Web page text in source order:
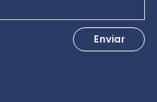
Enviar